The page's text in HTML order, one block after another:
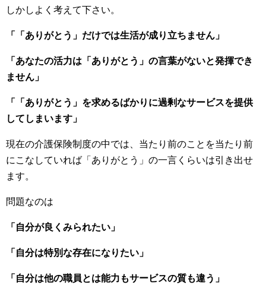
しかしよく考えて下さい。
「「ありがとう」だけでは生活が成り立ちません」
「あなたの活力は「ありがとう」の言葉がないと発揮でき
ません」
「「ありがとう」を求めるばかりに過剰なサービスを提供
してしまいます」
現在の介護保険制度の中では、当たり前のことを当たり前
にこなしていれば「ありがとう」の一言くらいは引き出せ
ます。
問題なのは
「自分が良くみられたい」
「自分は特別な存在になりたい」
「自分は他の職員とは能力もサービスの質も違う」